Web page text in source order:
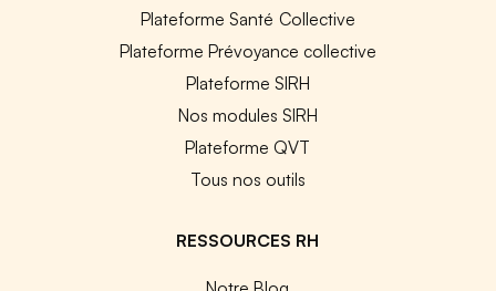
Plateforme Santé Collective
Plateforme Prévoyance collective
Plateforme SIRH
Nos modules SIRH
Plateforme QVT
Tous nos outils
RESSOURCES RH